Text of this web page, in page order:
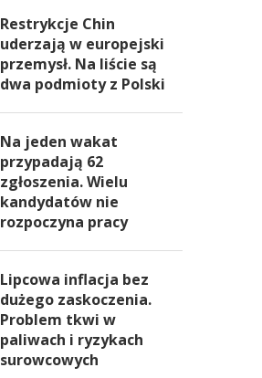
Restrykcje Chin
uderzają w europejski
przemysł. Na liście są
dwa podmioty z Polski
Na jeden wakat
przypadają 62
zgłoszenia. Wielu
kandydatów nie
rozpoczyna pracy
Lipcowa inflacja bez
dużego zaskoczenia.
Problem tkwi w
paliwach i ryzykach
surowcowych